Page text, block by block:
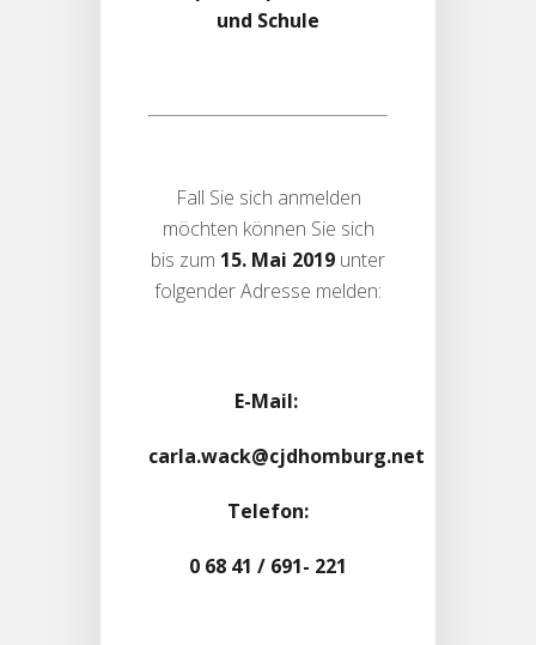
und Schule
Fall Sie sich anmelden
möchten können Sie sich
bis zum 15. Mai 2019 unter
folgender Adresse melden:
E-Mail:
carla.wack@cjdhomburg.net
Telefon:
0 68 41 / 691- 221